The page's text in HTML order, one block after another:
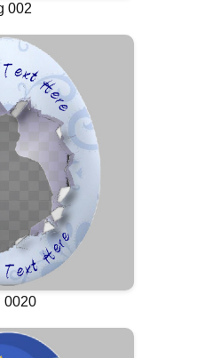
002
0020